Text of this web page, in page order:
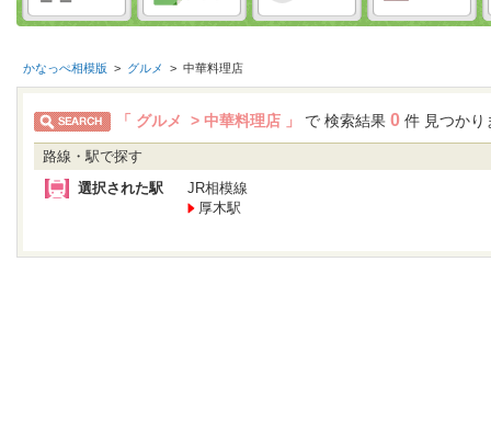
かなっぺ相模版 > グルメ > 中華料理店
「 グルメ > 中華料理店 」 で 検索結果 0 件 見つかり
路線・駅で探す
選択された駅
JR相模線
厚木駅